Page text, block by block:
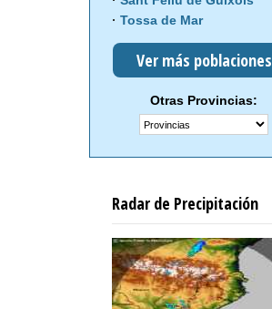
Tossa de Mar
Ver más poblaciones
Otras Provincias:
Radar de Precipitación